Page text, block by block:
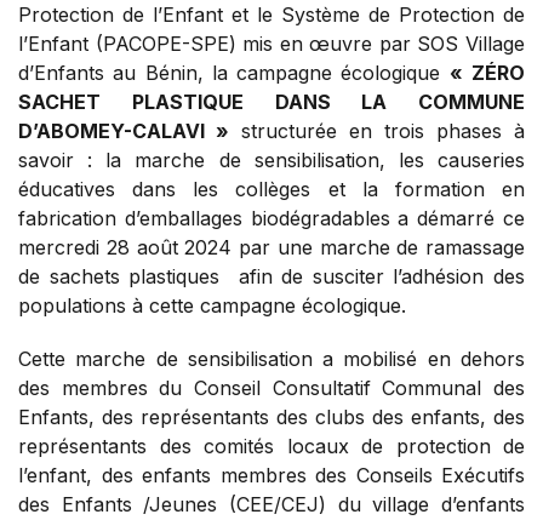
Protection de l’Enfant et le Système de Protection de
l’Enfant (PACOPE-SPE) mis en œuvre par SOS Village
d’Enfants au Bénin, la campagne écologique « ZÉRO
SACHET PLASTIQUE DANS LA COMMUNE
D’ABOMEY-CALAVI » structurée en trois phases à
savoir : la marche de sensibilisation, les causeries
éducatives dans les collèges et la formation en
fabrication d’emballages biodégradables a démarré ce
mercredi 28 août 2024 par une marche de ramassage
de sachets plastiques afin de susciter l’adhésion des
populations à cette campagne écologique.
Cette marche de sensibilisation a mobilisé en dehors
des membres du Conseil Consultatif Communal des
Enfants, des représentants des clubs des enfants, des
représentants des comités locaux de protection de
l’enfant, des enfants membres des Conseils Exécutifs
des Enfants /Jeunes (CEE/CEJ) du village d’enfants